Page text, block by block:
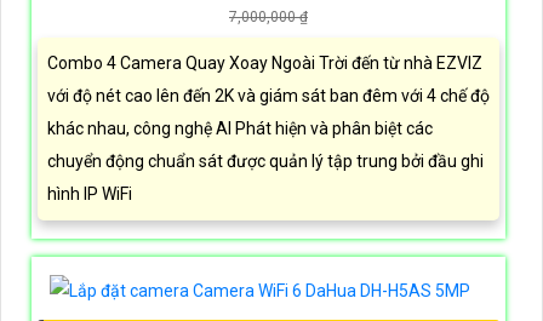
7,000,000 ₫
Combo 4 Camera Quay Xoay Ngoài Trời đến từ nhà EZVIZ
với độ nét cao lên đến 2K và giám sát ban đêm với 4 chế độ
khác nhau, công nghệ AI Phát hiện và phân biệt các
chuyển động chuẩn sát được quản lý tập trung bởi đầu ghi
hình IP WiFi